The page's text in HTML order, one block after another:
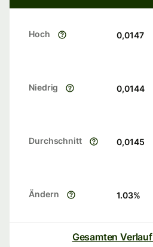
Hoch 0,0147
Niedrig 0,0144
Durchschnitt 0,0145
Ändern 1.03%
Gesamten